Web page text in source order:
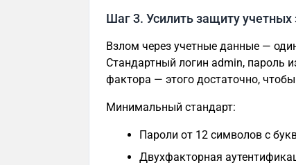
Шаг 3. Усилить защиту учетных
Взлом через учетные данные —
Стандартный логин admin, пароль
фактора — этого достаточно,
Минимальный стандарт:
Пароли от 12 символов с
Двухфакторная